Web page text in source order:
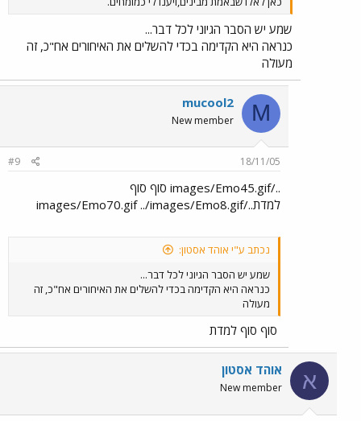
שמע יש הסבר הגיוני לכל דבר...
כנראה היא הקדימה בכדי להשלים את האיחורים אח"כ, זה
מעולה
M
mucool2
New member
18/11/05
#9
../images/Emo45.gif סוף סוף
למדת../images/Emo70.gif ../images/Emo8.gif
נכתב ע"י אוהד אסטון:
שמע יש הסבר הגיוני לכל דבר...
כנראה היא הקדימה בכדי להשלים את האיחורים אח"כ, זה
מעולה
סוף סוף למדת
א אוהד אסטון
New member